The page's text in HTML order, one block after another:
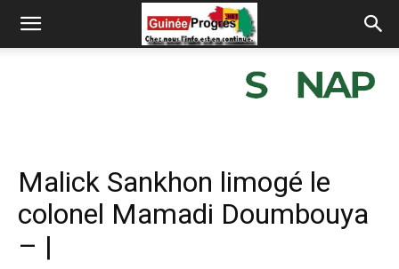
Malick Sankhon limogé le
colonel Mamadi Doumbouya
– |